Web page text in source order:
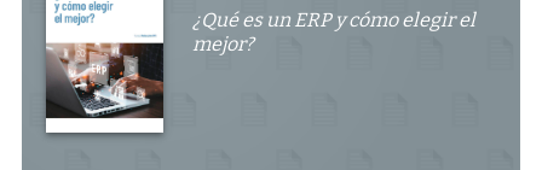
¿Qué es un ERP y cómo elegir el
mejor?